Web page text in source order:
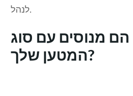
לנהל.
מנוסים עם סוג
המטען שלך?